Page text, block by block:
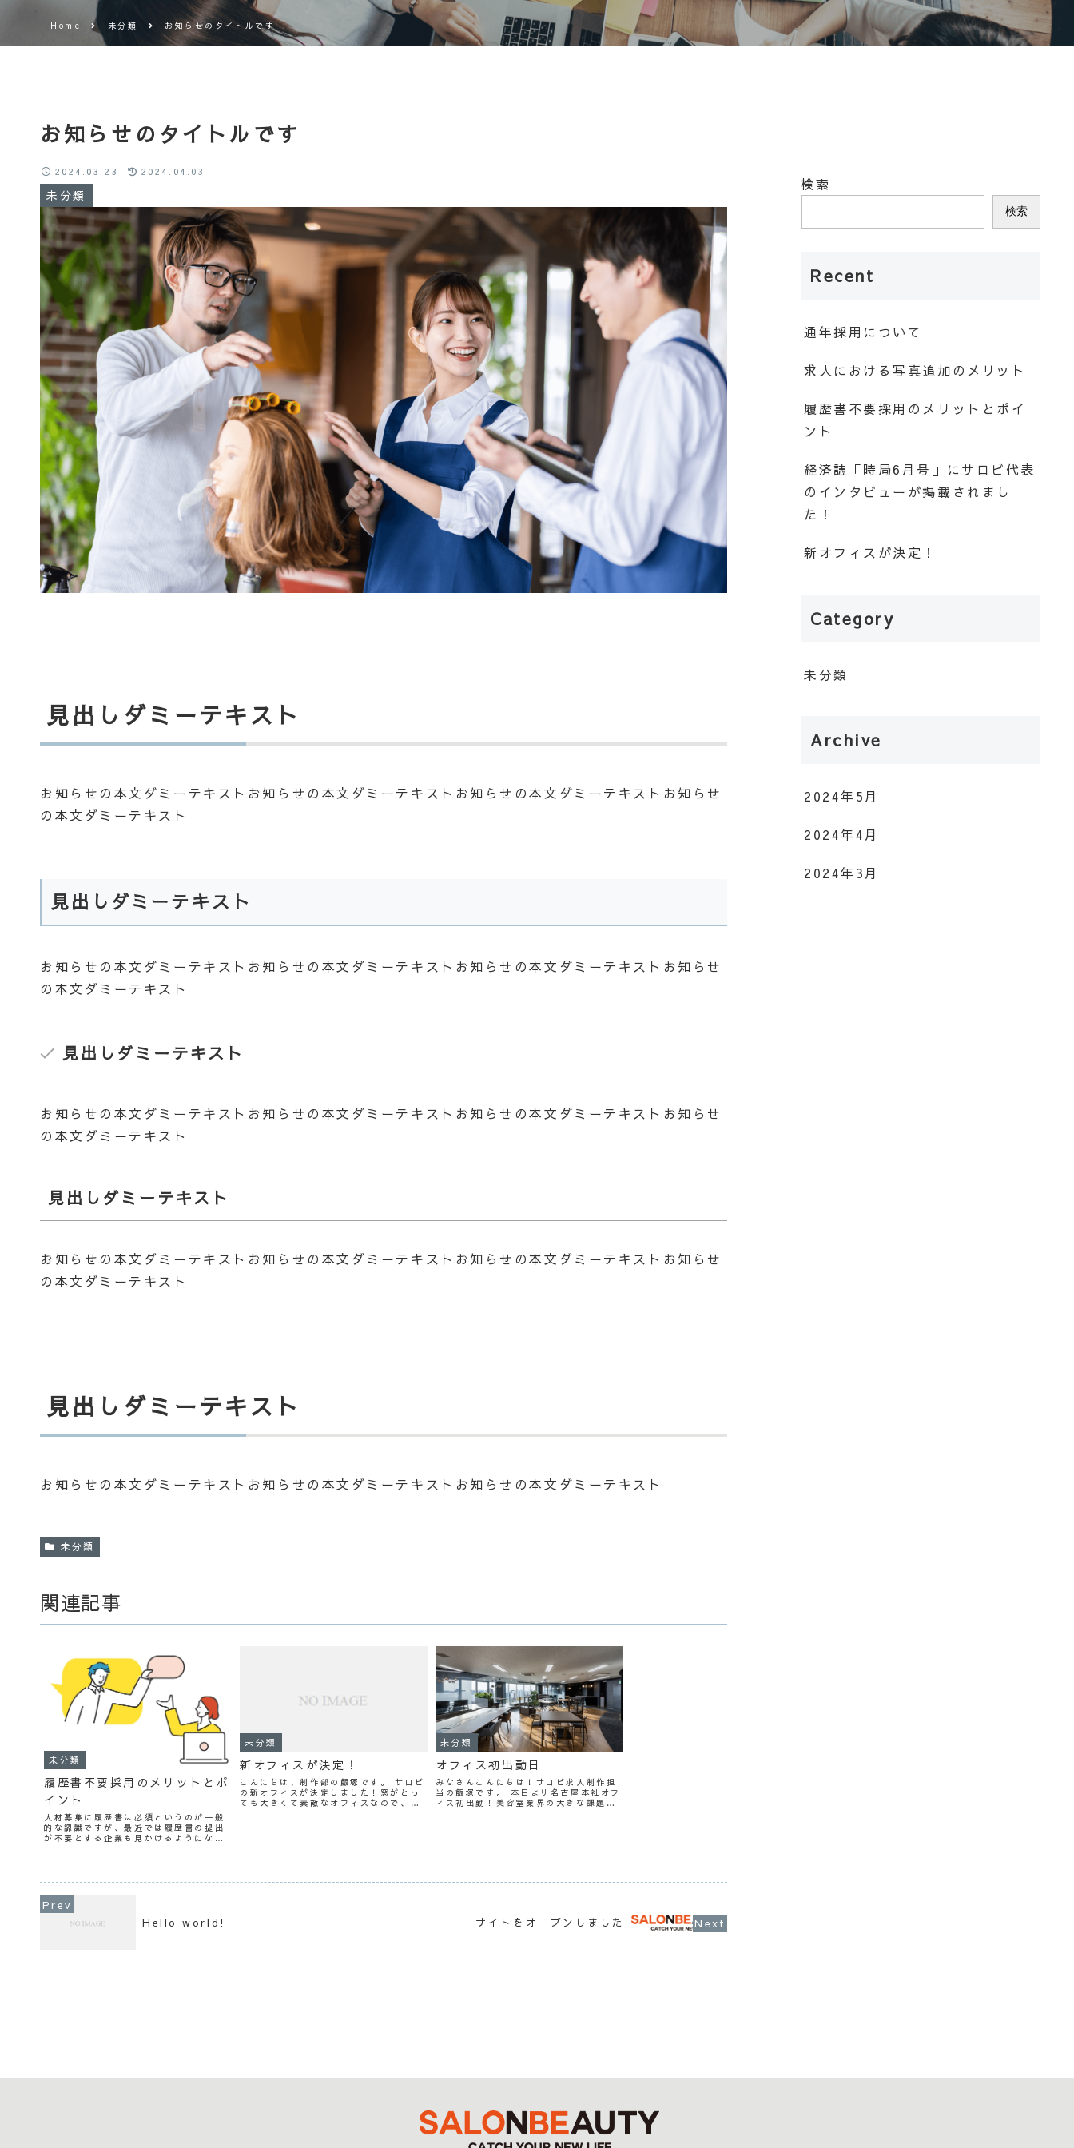
Home 未分類 お知らせのタイトルです
お知らせのタイトルです
未分類
2024.03.23 2024.04.03
見出しダミーテキスト
お知らせの本文ダミーテキストお知らせの本文ダミーテキストお知らせの本文ダミーテキストお知らせ
の本文ダミーテキスト
見出しダミーテキスト
お知らせの本文ダミーテキストお知らせの本文ダミーテキストお知らせの本文ダミーテキストお知らせ
の本文ダミーテキスト
見出しダミーテキスト
お知らせの本文ダミーテキストお知らせの本文ダミーテキストお知らせの本文ダミーテキストお知らせ
の本文ダミーテキスト
見出しダミーテキスト
お知らせの本文ダミーテキストお知らせの本文ダミーテキストお知らせの本文ダミーテキストお知らせ
の本文ダミーテキスト
見出しダミーテキスト
お知らせの本文ダミーテキストお知らせの本文ダミーテキストお知らせの本文ダミーテキスト
未分類
関連記事
未分類
履歴書不要採用のメリットとポ
イント
人材募集に履歴書は必須というのが一般
的な認識ですが、最近では履歴書の提出
が不要とする企業も見かけるようになり
を用意しない方が不真...
未分類
新オフィスが決定！
こんにちは、制作部の飯塚です。 サロビ
の新オフィスが決定しました！窓がとっ
ても大きくて素敵なオフィスなので、レ
未分類
オフィス初出勤日
みなさんこんにちは！サロビ求人制作担
当の飯塚です。 本日より名古屋本社オフ
ィス初出勤！美容室業界の大きな課題で
Hello world! サイトをオープンしました
検索
検索
Recent
通年採用について
求人における写真追加のメリット
履歴書不要採用のメリットとポイ
ント
経済誌「時局6月号」にサロビ代表
のインタビューが掲載されまし
た！
新オフィスが決定！
Category
未分類
Archive
2024年5月
2024年4月
2024年3月